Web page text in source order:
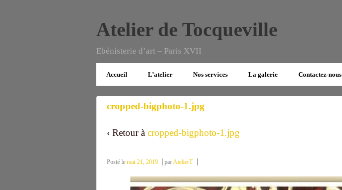
Atelier de Tocqueville
Ebénisterie d’art – Paris XVII
Accueil L’atelier Nos services La galerie Contactez-nous
cropped-bigphoto-1.jpg
‹ Retour à cropped-bigphoto-1.jpg
Posté le mai 21, 2019 parAtelierT